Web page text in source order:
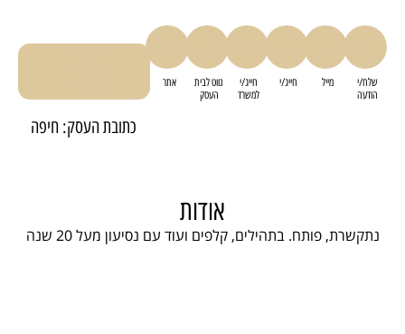
שלח/י
הודעה
מייל חייג/י
חייג/י
למשרד
נווט לבית
העסק
אתר
כתובת העסק: חיפה
אודות
נתקשרת, פותח. בתהילים, קלפים ועוד עם נסיעון מעל 20 שנה